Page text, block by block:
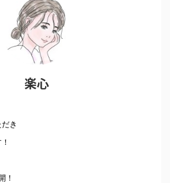
楽心
き
！